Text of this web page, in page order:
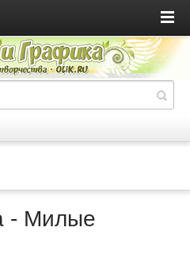
- Милые